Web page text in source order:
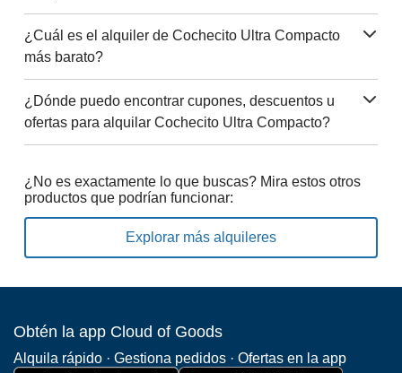
¿Cuál es el alquiler de Cochecito Ultra Compacto
más barato?
¿Dónde puedo encontrar cupones, descuentos u
ofertas para alquilar Cochecito Ultra Compacto?
¿No es exactamente lo que buscas? Mira estos otros
productos que podrían funcionar:
Explorar más alquileres
Obtén la app Cloud of Goods
Alquila rápido · Gestiona pedidos · Ofertas en la app